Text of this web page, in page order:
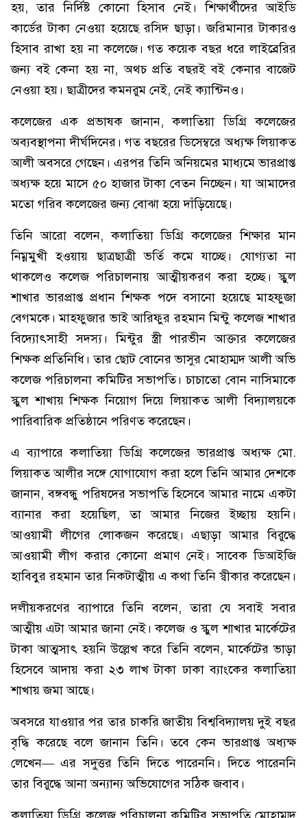
হয়, তার নির্দিষ্ট কোনো হিসাব নেই। শিক্ষার্থীদের আইডি
কার্ডের টাকা নেওয়া হয়েছে রসিদ ছাড়া। জরিমানার টাকারও
হিসাব রাখা হয় না কলেজে। গত কয়েক বছর ধরে লাইব্রেরির
জন্য বই কেনা হয় না, অথচ প্রতি বছরই বই কেনার বাজেট
নেওয়া হয়। ছাত্রীদের কমনরুম নেই, নেই ক্যান্টিনও।
কলেজের এক প্রভাষক জানান, কলাতিয়া ডিগ্রি কলেজের
অব্যবস্থাপনা দীর্ঘদিনের। গত বছরের ডিসেম্বরে অধ্যক্ষ লিয়াকত
আলী অবসরে গেছেন। এরপর তিনি অনিয়মের মাধ্যমে ভারপ্রাপ্ত
অধ্যক্ষ হয়ে মাসে ৫০ হাজার টাকা বেতন নিচ্ছেন। যা আমাদের
মতো গরিব কলেজের জন্য বোঝা হয়ে দাঁড়িয়েছে।
তিনি আরো বলেন, কলাতিয়া ডিগ্রি কলেজের শিক্ষার মান
নিম্নমুখী হওয়ায় ছাত্রছাত্রী ভর্তি কমে যাচ্ছে। যোগ্যতা না
থাকলেও কলেজ পরিচালনায় আত্মীয়করণ করা হচ্ছে। স্কুল
শাখার ভারপ্রাপ্ত প্রধান শিক্ষক পদে বসানো হয়েছে মাহফুজা
বেগমকে। মাহফুজার ভাই আরিফুর রহমান মিন্টু কলেজ শাখার
বিদ্যোৎসাহী সদস্য। মিন্টুর স্ত্রী পারভীন আক্তার কলেজের
শিক্ষক প্রতিনিধি। তার ছোট বোনের ভাসুর মোহাম্মদ আলী অভি
কলেজ পরিচালনা কমিটির সভাপতি। চাচাতো বোন নাসিমাকে
স্কুল শাখায় শিক্ষক নিয়োগ দিয়ে লিয়াকত আলী বিদ্যালয়কে
পারিবারিক প্রতিষ্ঠানে পরিণত করেছেন।
এ ব্যাপারে কলাতিয়া ডিগ্রি কলেজের ভারপ্রাপ্ত অধ্যক্ষ মো.
লিয়াকত আলীর সঙ্গে যোগাযোগ করা হলে তিনি আমার দেশকে
জানান, বঙ্গবন্ধু পরিষদের সভাপতি হিসেবে আমার নামে একটা
ব্যানার করা হয়েছিল, তা আমার নিজের ইচ্ছায় হয়নি।
আওয়ামী লীগের লোকজন করেছে। এছাড়া আমার বিরুদ্ধে
আওয়ামী লীগ করার কোনো প্রমাণ নেই। সাবেক ডিআইজি
হাবিবুর রহমান তার নিকটাত্মীয় এ কথা তিনি স্বীকার করেছেন।
দলীয়করণের ব্যাপারে তিনি বলেন, তারা যে সবাই সবার
আত্মীয় এটা আমার জানা নেই। কলেজ ও স্কুল শাখার মার্কেটের
টাকা আত্মসাৎ হয়নি উল্লেখ করে তিনি বলেন, মার্কেটের ভাড়া
হিসেবে আদায় করা ২৩ লাখ টাকা ঢাকা ব্যাংকের কলাতিয়া
শাখায় জমা আছে।
অবসরে যাওয়ার পর তার চাকরি জাতীয় বিশ্ববিদ্যালয় দুই বছর
বৃদ্ধি করেছে বলে জানান তিনি। তবে কেন ভারপ্রাপ্ত অধ্যক্ষ
লেখেন— এর সদুত্তর তিনি দিতে পারেননি। দিতে পারেননি
তার বিরুদ্ধে আনা অন্যান্য অভিযোগের সঠিক জবাব।
কলাতিয়া ডিগ্রি কলেজ পরিচালনা কমিটির সভাপতি মোহাম্মদ